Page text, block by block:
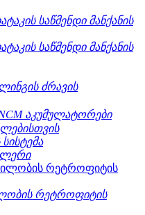
საწმენდი მანქანის
საწმენდი მანქანის
ძრავის
აკუმულატორები
რეტროფიტის